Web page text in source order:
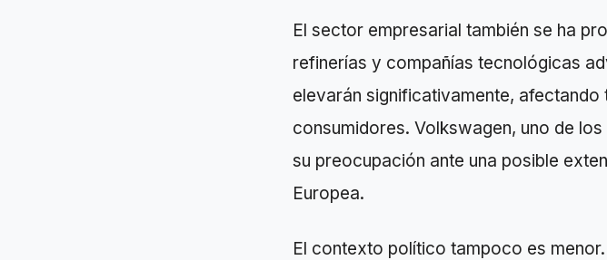
El sector empresarial también se ha
refinerías y compañías tecnológicas
elevarán significativamente,
consumidores. Volkswagen, uno de
su preocupación ante una posible
Europea.
El contexto político tampoco es